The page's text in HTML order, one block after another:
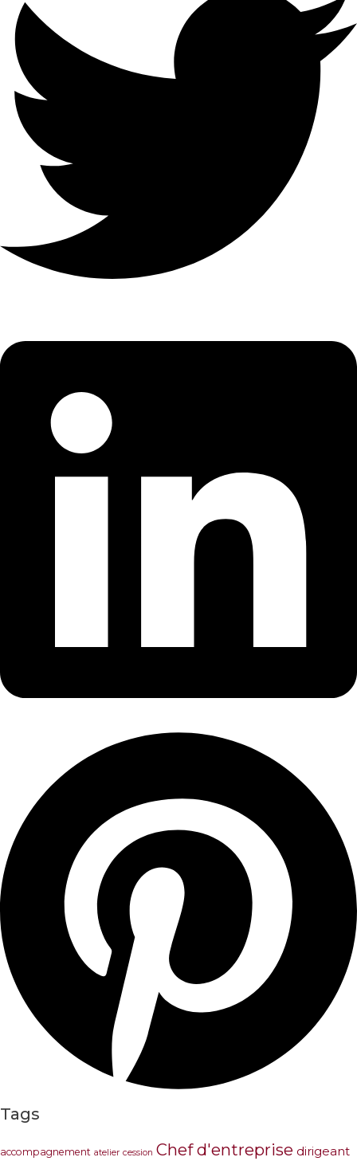
Tags
accompagnement atelier cession Chef d'entreprise dirigeant